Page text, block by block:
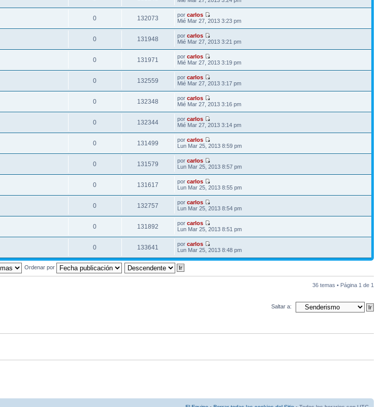
0 132073 porcarlos
Mié Mar 27, 2013 3:23 pm
0 131948 porcarlos
Mié Mar 27, 2013 3:21 pm
0 131971 porcarlos
Mié Mar 27, 2013 3:19 pm
0 132559 porcarlos
Mié Mar 27, 2013 3:17 pm
0 132348 porcarlos
Mié Mar 27, 2013 3:16 pm
0 132344 porcarlos
Mié Mar 27, 2013 3:14 pm
0 131499 porcarlos
Lun Mar 25, 2013 8:59 pm
0 131579 porcarlos
Lun Mar 25, 2013 8:57 pm
0 131617 porcarlos
Lun Mar 25, 2013 8:55 pm
0 132757 porcarlos
Lun Mar 25, 2013 8:54 pm
0 131892 porcarlos
Lun Mar 25, 2013 8:51 pm
0 133641 porcarlos
Lun Mar 25, 2013 8:48 pm
Ordenar por
36 temas • Página 1 de 1
Saltar a: